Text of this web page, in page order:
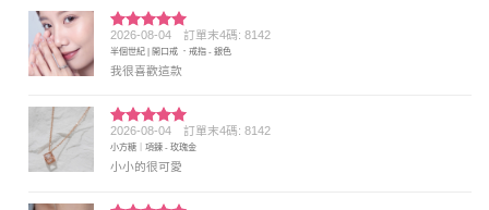
評分5滿
分 5
2026-08-04 訂單末4碼: 8142
半個世紀 | 開口戒 ．戒指 - 銀色
我很喜歡這款
評分5 滿
分 5
2026-08-04 訂單末4碼: 8142
小方糖｜項鍊 - 玫瑰金
小小的很可愛